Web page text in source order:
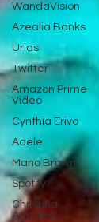
WandaVision
Azealia Banks
Urias
Twitter
Amazon Prime
Video
Cynthia Erivo
Adele
Mano Brown
Spotify
Christina
Aguilera